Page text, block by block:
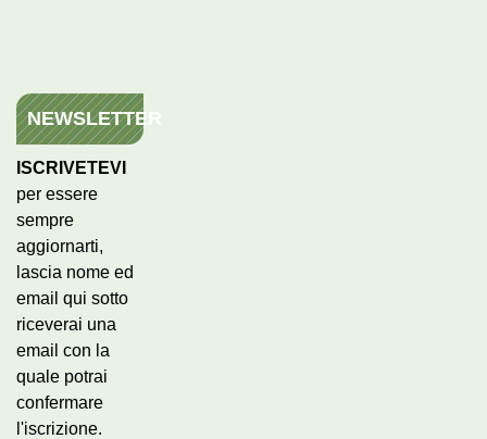
NEWSLETTER
ISCRIVETEVI
per essere
sempre
aggiornarti,
lascia nome ed
email qui sotto
riceverai una
email con la
quale potrai
confermare
l'iscrizione.